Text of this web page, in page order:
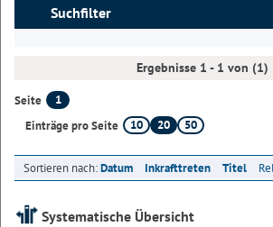
Suchfilter
Ergebnisse 1 - 1 von (1)
Seite
1
Einträge pro Seite
10 20 50
Sortieren nach:Datum Inkrafttreten Titel
Systematische Übersicht